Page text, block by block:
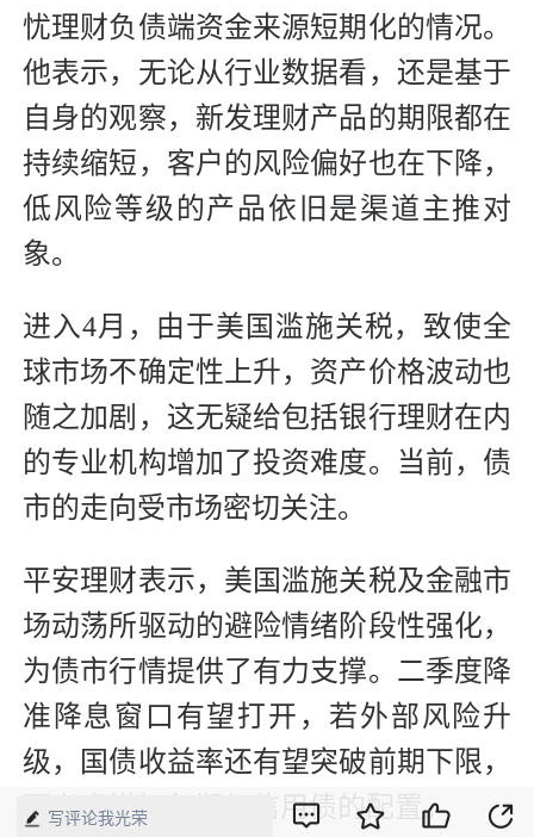
忧理财负债端资金来源短期化的情况。
他表示，无论从行业数据看，还是基于
自身的观察，新发理财产品的期限都在
持续缩短，客户的风险偏好也在下降，
低风险等级的产品依旧是渠道主推对
象。
进入4月，由于美国滥施关税，致使全
球市场不确定性上升，资产价格波动也
随之加剧，这无疑给包括银行理财在内
的专业机构增加了投资难度。当前，债
市的走向受市场密切关注。
平安理财表示，美国滥施关税及金融市
场动荡所驱动的避险情绪阶段性强化，
为债市行情提供了有力支撑。二季度降
准降息窗口有望打开，若外部风险升
级，国债收益率还有望突破前期下限，
可考虑增加久期与信用债的配置。
写评论我光荣